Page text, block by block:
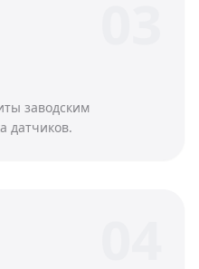
заводским
датчиков.